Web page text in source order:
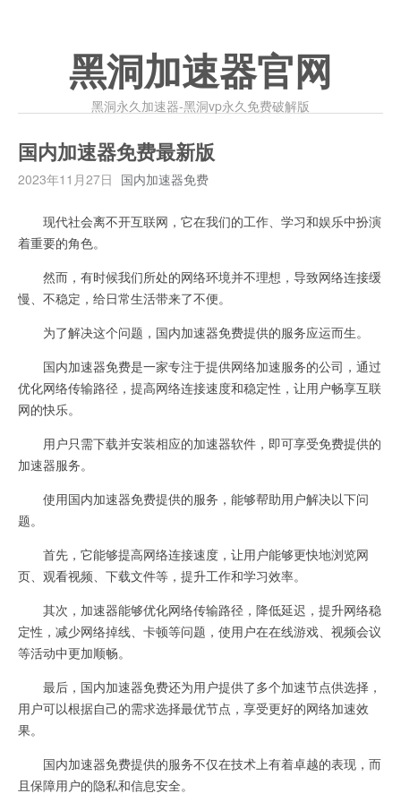
黑洞加速器官网
黑洞永久加速器-黑洞vp永久免费破解版
国内加速器免费最新版
2023年11月27日 国内加速器免费
现代社会离不开互联网，它在我们的工作、学习和娱乐中扮演
着重要的角色。
然而，有时候我们所处的网络环境并不理想，导致网络连接缓
慢、不稳定，给日常生活带来了不便。
为了解决这个问题，国内加速器免费提供的服务应运而生。
国内加速器免费是一家专注于提供网络加速服务的公司，通过
优化网络传输路径，提高网络连接速度和稳定性，让用户畅享互联
网的快乐。
用户只需下载并安装相应的加速器软件，即可享受免费提供的
加速器服务。
使用国内加速器免费提供的服务，能够帮助用户解决以下问
题。
首先，它能够提高网络连接速度，让用户能够更快地浏览网
页、观看视频、下载文件等，提升工作和学习效率。
其次，加速器能够优化网络传输路径，降低延迟，提升网络稳
定性，减少网络掉线、卡顿等问题，使用户在在线游戏、视频会议
等活动中更加顺畅。
最后，国内加速器免费还为用户提供了多个加速节点供选择，
用户可以根据自己的需求选择最优节点，享受更好的网络加速效
果。
国内加速器免费提供的服务不仅在技术上有着卓越的表现，而
且保障用户的隐私和信息安全。